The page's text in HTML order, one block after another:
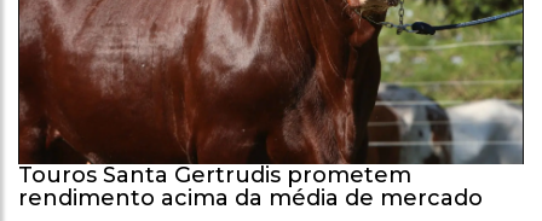
Touros Santa Gertrudis prometem
rendimento acima da média de mercado